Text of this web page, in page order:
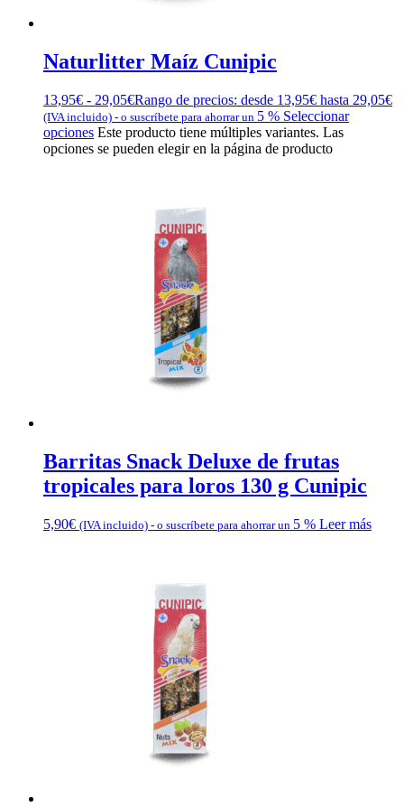
Naturlitter Maíz Cunipic
13,95€ - 29,05€Rango de precios: desde 13,95€ hasta 29,05€
(IVA incluido) - o suscríbete para ahorrar un 5 % Seleccionar
opciones Este producto tiene múltiples variantes. Las
opciones se pueden elegir en la página de producto
Barritas Snack Deluxe de frutas
tropicales para loros 130 g Cunipic
5,90€ (IVA incluido) - o suscríbete para ahorrar un 5 % Leer más